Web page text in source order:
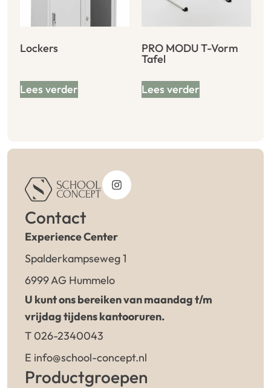
Lockers
Lees verder
PRO MODU T-Vorm
Tafel
Lees verder
Contact
Experience Center
Spalderkampseweg 1
6999 AG Hummelo
U kunt ons bereiken van maandag t/m
vrijdag tijdens kantooruren.
T 026-2340043
E info@school-concept.nl
Productgroepen